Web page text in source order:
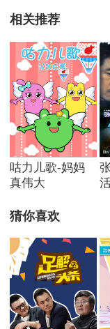
相关推荐
咕力儿歌-妈妈
真伟大
猜你喜欢